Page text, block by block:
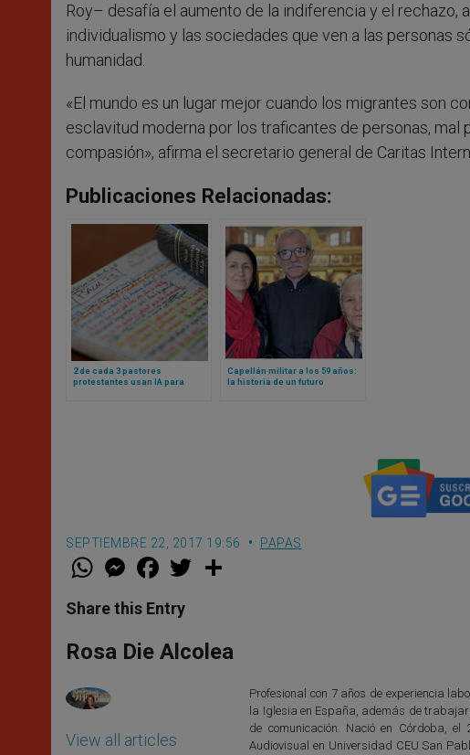
Roy– desafía el aumento de la indiferencia y el rechazo,
individualismo y las sociedades que ven a las personas
humanidad.
«El mundo es un lugar mejor cuando los migrantes son
esclavitud moderna por los traficantes de personas,
compasión», afirma el secretario general de Caritas
Publicaciones Relacionadas:
2 de cada 3 pastores
protestantes usan IA para
Capellán militar a los 59 años:
la historia de un futuro
SEPTIEMBRE 22, 2017 19:56 PAPAS
W
t
s
p
p
M
e
s
e
g
e
F
a
e
b
o
k
w
r
Share this Entry
Rosa Die Alcolea
View all articles
Profesional con 7 años de experiencia
la Iglesia en España, además de
de comunicación. Nació en Córdoba,
Audiovisual en Universidad CEU San